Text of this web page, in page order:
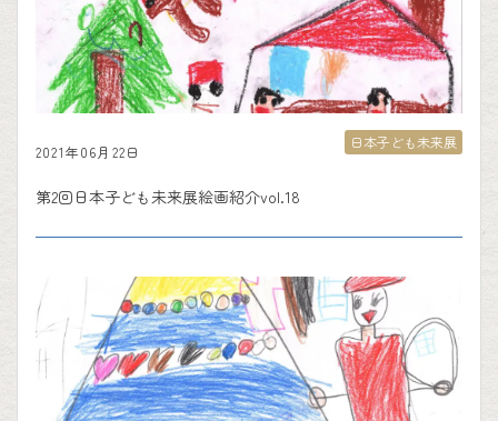
2021年06月22日
第2回日本子ども未来展絵画紹介vol.18
日本子ども未来展